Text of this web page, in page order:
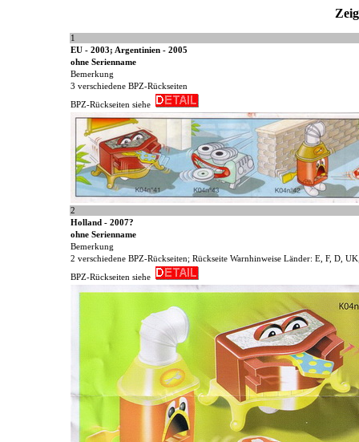
1
EU - 2003; Argentinien - 2005
ohne Serienname
Bemerkung
3 verschiedene BPZ-Rückseiten
BPZ-Rückseiten siehe
2
Holland - 2007?
ohne Serienname
Bemerkung
2 verschiedene BPZ-Rückseiten; Rückseite Warnhinweise Länder: E, F, D,
BPZ-Rückseiten siehe